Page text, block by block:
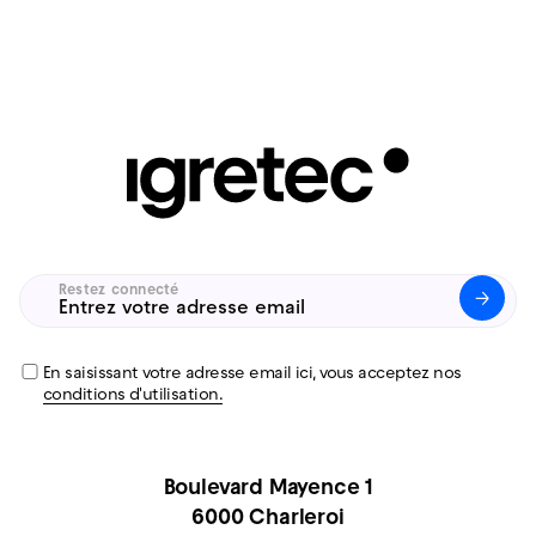
Boulevard Mayence 1
6000 Charleroi
Restez connecté
Untitled(Nécessaire)
En saisissant votre adresse email ici, vous acceptez nos
conditions d'utilisation.